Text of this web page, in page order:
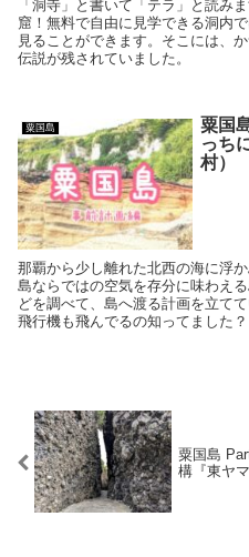
「洞寺」と書いて「テラ」と読み
窟！無料で自由に見学できる洞内
見ることができます。そこには、
伝説が残されていました。
粟国島
粟国
っち
村）
那覇から少し離れた北西の海に浮
島ならではの空気を存分に味わえ
どを調べて、島へ渡る計画を立て
飛行機も飛んでるの知ってました？
粟国島
構『東ヤ